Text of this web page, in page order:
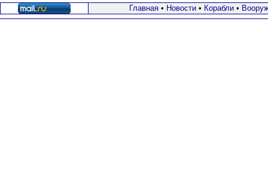
Главная• Новости• Корабли•